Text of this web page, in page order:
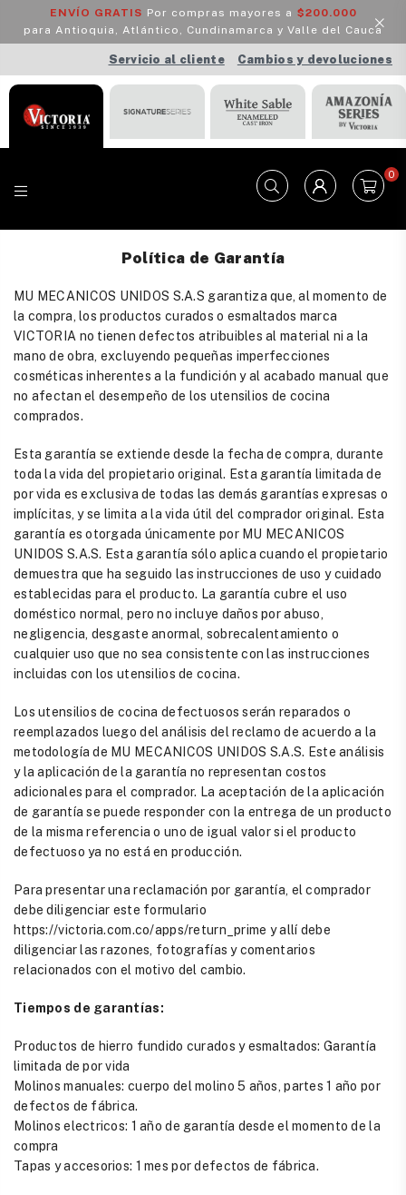
ENVÍO GRATIS Por compras mayores a $200.000
para Antioquia, Atlántico, Cundinamarca y Valle del Cauca
Servicio al cliente Cambios y devoluciones
0
Política de Garantía
MU MECANICOS UNIDOS S.A.S garantiza que, al momento de
la compra, los productos curados o esmaltados marca
VICTORIA no tienen defectos atribuibles al material ni a la
mano de obra, excluyendo pequeñas imperfecciones
cosméticas inherentes a la fundición y al acabado manual que
no afectan el desempeño de los utensilios de cocina
comprados.
Esta garantía se extiende desde la fecha de compra, durante
toda la vida del propietario original. Esta garantía limitada de
por vida es exclusiva de todas las demás garantías expresas o
implícitas, y se limita a la vida útil del comprador original. Esta
garantía es otorgada únicamente por MU MECANICOS
UNIDOS S.A.S. Esta garantía sólo aplica cuando el propietario
demuestra que ha seguido las instrucciones de uso y cuidado
establecidas para el producto. La garantía cubre el uso
doméstico normal, pero no incluye daños por abuso,
negligencia, desgaste anormal, sobrecalentamiento o
cualquier uso que no sea consistente con las instrucciones
incluidas con los utensilios de cocina.
Los utensilios de cocina defectuosos serán reparados o
reemplazados luego del análisis del reclamo de acuerdo a la
metodología de MU MECANICOS UNIDOS S.A.S. Este análisis
y la aplicación de la garantía no representan costos
adicionales para el comprador. La aceptación de la aplicación
de garantía se puede responder con la entrega de un producto
de la misma referencia o uno de igual valor si el producto
defectuoso ya no está en producción.
Para presentar una reclamación por garantía, el comprador
debe diligenciar este formulario
https://victoria.com.co/apps/return_prime y allí debe
diligenciar las razones, fotografías y comentarios
relacionados con el motivo del cambio.
Tiempos de garantías:
Productos de hierro fundido curados y esmaltados: Garantía
limitada de por vida
Molinos manuales: cuerpo del molino 5 años, partes 1 año por
defectos de fábrica.
Molinos electricos: 1 año de garantía desde el momento de la
compra
Tapas y accesorios: 1 mes por defectos de fábrica.